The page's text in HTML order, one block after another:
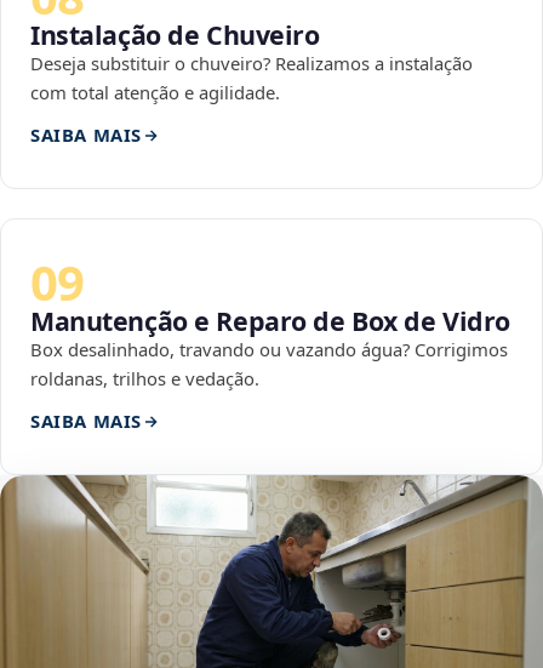
Instalação de Chuveiro
Deseja substituir o chuveiro? Realizamos a instalação
com total atenção e agilidade.
SAIBA MAIS
09
Manutenção e Reparo de Box de Vidro
Box desalinhado, travando ou vazando água? Corrigimos
roldanas, trilhos e vedação.
SAIBA MAIS